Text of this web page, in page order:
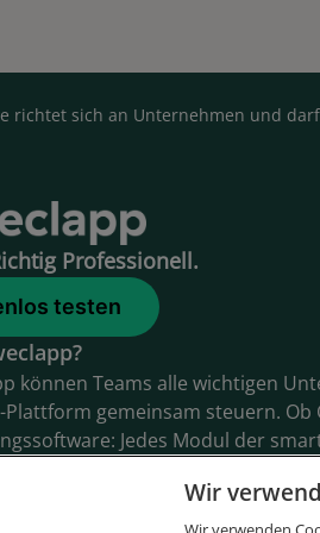
richtet sich an Unternehmen und
Professionell.
testen
können Teams alle wichtigen
Plattform gemeinsam steuern.
Jedes Modul der
alle Informationen zu Kunden,
Artikeln und Bestellungen
Wir